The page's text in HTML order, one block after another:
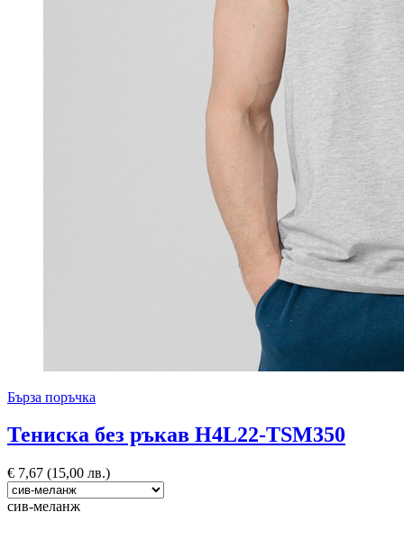
Бърза поръчка
Тениска без ръкав H4L22-TSM350
€ 7,67 (15,00 лв.)
сив-меланж